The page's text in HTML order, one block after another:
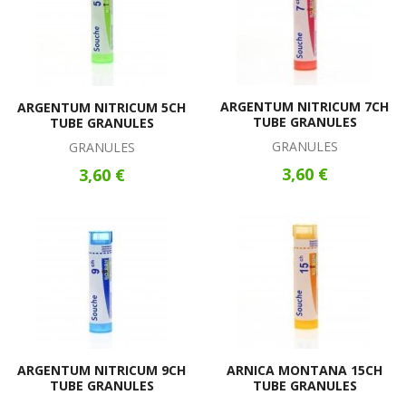
ARGENTUM NITRICUM 5CH
TUBE GRANULES
GRANULES
3,60 €
ARGENTUM NITRICUM 7CH
TUBE GRANULES
GRANULES
3,60 €
ARGENTUM NITRICUM 9CH
TUBE GRANULES
ARNICA MONTANA 15CH
TUBE GRANULES